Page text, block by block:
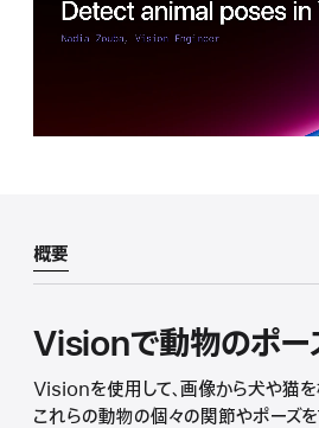
概要
Visionで動物のポー
Visionを使用して、画像から犬や猫を
これらの動物の個々の関節やポーズを